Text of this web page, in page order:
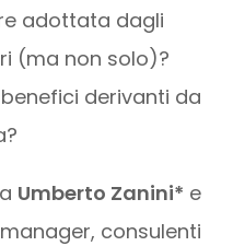
adottata dagli
(ma non solo)?
derivanti da
Umberto Zanini* e
consulenti